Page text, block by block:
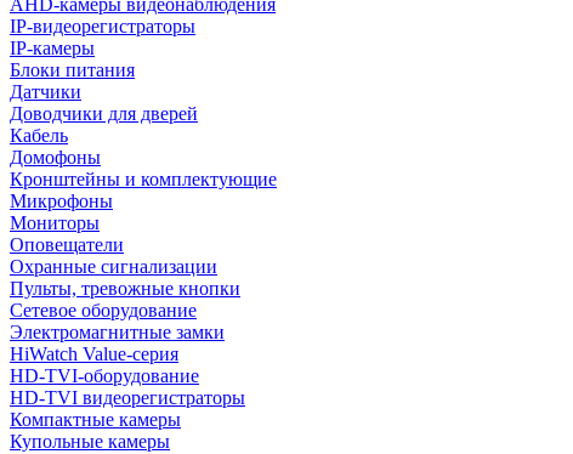
AHD-камеры видеонаблюдения
IP-видеорегистраторы
IP-камеры
Блоки питания
Датчики
Доводчики для дверей
Кабель
Домофоны
Кронштейны и комплектующие
Микрофоны
Мониторы
Оповещатели
Охранные сигнализации
Пульты, тревожные кнопки
Сетевое оборудование
Электромагнитные замки
HiWatch Value-серия
HD-TVI-оборудование
HD-TVI видеорегистраторы
Компактные камеры
Купольные камеры